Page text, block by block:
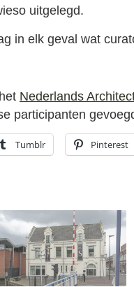
uitgelegd.
in elk geval wat
Nederlands
participanten
Tumblr Pinterest